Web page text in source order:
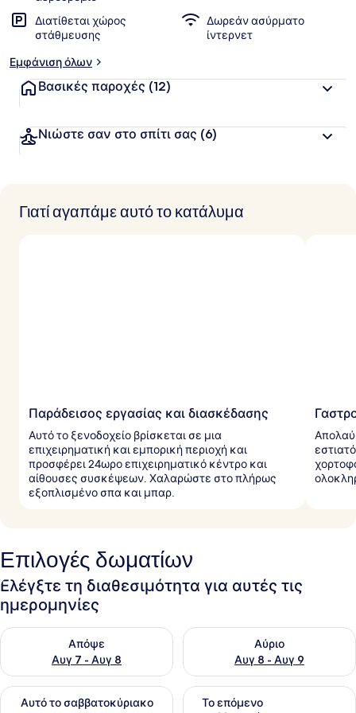
Διατίθεται χώρος
στάθμευσης
Δωρεάν ασύρματο
ίντερνετ
Εμφάνιση όλων
Βασικές παροχές (12)
Νιώστε σαν στο σπίτι σας (6)
Γιατί αγαπάμε αυτό το κατάλυμα
Παράδεισος εργασίας και διασκέδασης
Αυτό το ξενοδοχείο βρίσκεται σε μια
επιχειρηματική και εμπορική περιοχή και
προσφέρει 24ωρο επιχειρηματικό κέντρο και
αίθουσες συσκέψεων. Χαλαρώστε στο πλήρως
εξοπλισμένο σπα και μπαρ.
Επιλογές δωματίων
Ελέγξτε τη διαθεσιμότητα για αυτές τις
ημερομηνίες
Απόψε
Αυγ 7 - Αυγ 8
Έλεγχος διαθεσιμότητας για απόψε Αυγ 7 - Αυγ 8
Αύριο
Αυγ 8 - Αυγ 9
Έλεγχος διαθεσιμότητας
Αυτό το σαββατοκύριακο
Έλεγχος διαθεσιμότητας για αυτό το σαββατοκύριακο
Το επόμενο
Έλεγχος διαθεσιμότητας